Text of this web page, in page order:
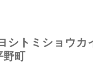
シトミショウ
町